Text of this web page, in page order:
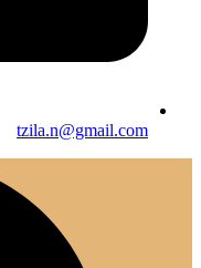
tzila.n@gmail.com